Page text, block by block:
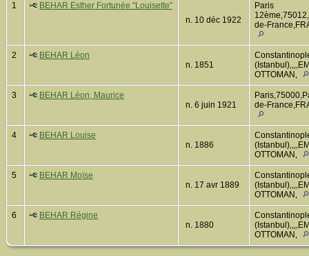
1
BEHAR Esther Fortunée "Louisette"
n. 10 déc 1922
Paris
de-
2
BEHAR Léon
n. 1851
OTTOMAN,
3
BEHAR Léon, Maurice
n. 6 juin 1921
de-
4
BEHAR Louise
n. 1886
OTTOMAN,
5
BEHAR Moïse
n. 17 avr 1889
OTTOMAN,
6
BEHAR Régine
n. 1880
OTTOMAN,